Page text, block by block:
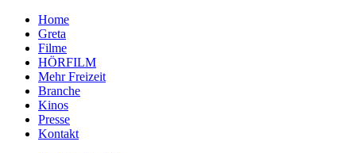
Home
Greta
Filme
HÖRFILM
Mehr Freizeit
Branche
Kinos
Presse
Kontakt